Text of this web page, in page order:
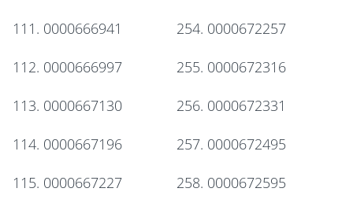
111. 0000666941
112. 0000666997
113. 0000667130
114. 0000667196
115. 0000667227
254. 0000672257
255. 0000672316
256. 0000672331
257. 0000672495
258. 0000672595